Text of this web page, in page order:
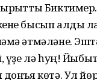
ырғытты
бысып алды
әтмәләне.
үҙе лә һуң!
донъя көтә. Ул